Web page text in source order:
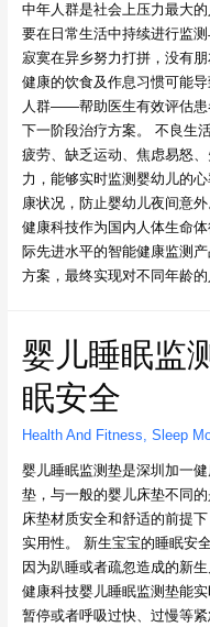
中年人群是社会上压力最大
要在日常生活中持续进行监
寂寞在异乡努力打拼，没有
健康的饮食及作息习惯可能
人群——帮助医生有效评估患
下一阶段治疗方案。 不良生
疲劳、缺乏运动、焦虑易怒
力，能够实时监测婴幼儿的
康状况，防止婴幼儿夜间意
健康科技作为国内人体生命
际先进水平的智能健康监测
方案，最终实现对不同年龄
婴儿睡眠监
眠安全
Health And Fitness Sleep
婴儿睡眠监测垫是深圳加一
垫，与一般的婴儿床垫不同
床垫材质安全和舒适的前提
实用性。 新生宝宝的睡眠安
因为趴睡或者疏忽造成的新
健康科技婴儿睡眠监测垫能
暂停或者呼吸过快、过慢等